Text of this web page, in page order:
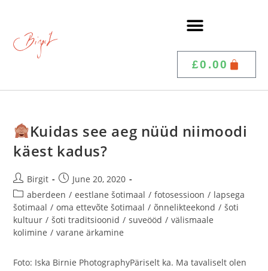
£0.00
Kuidas see aeg nüüd niimoodi
käest kadus?
Birgit
June 20, 2020
aberdeen / eestlane šotimaal / fotosessioon / lapsega
šotimaal / oma ettevõte šotimaal / õnnelikteekond / šoti
kultuur / šoti traditsioonid / suveööd / välismaale
kolimine / varane ärkamine
Foto: Iska Birnie PhotographyPäriselt ka. Ma tavaliselt olen